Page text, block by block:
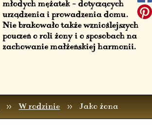
młodych mężatek – dotyczących
urządzenia i prowadzenia domu.
Nie brakowało także wznioślejszych
pouczeń o roli żony i o sposobach na
zachowanie małżeńskiej harmonii.
>> W rodzinie >> Jako żona